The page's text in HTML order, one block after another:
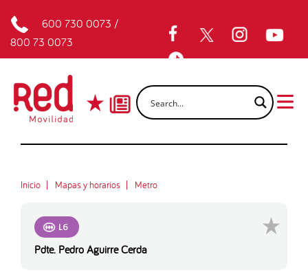
600 730 0073 /
800 73 0073
Inicio Mapas y horarios Metro
L6
Pdte. Pedro Aguirre Cerda